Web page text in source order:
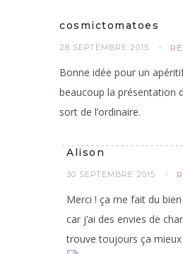
cosmictomatoes
28 SEPTEMBRE 2015
Bonne idée pour un apéritif
beaucoup la présentation
sort de l’ordinaire.
Alison
30 SEPTEMBRE 2015
Merci ! ça me fait du bien
car j’ai des envies de
trouve toujours ça